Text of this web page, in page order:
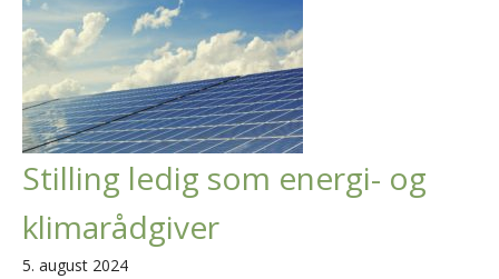
Stilling ledig som energi- og
klimarådgiver
5. august 2024